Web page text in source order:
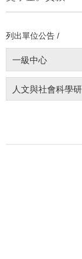
列出單位公告 /
一級中心
人文與社會科學